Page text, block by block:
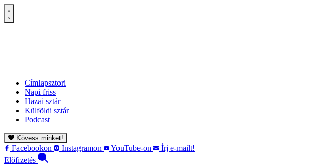
Címlapsztori
Napi friss
Hazai sztár
Külföldi sztár
Podcast
Kövess minket!
Facebookon Instagramon YouTube-on
Írj e-mailt!
Előfizetés